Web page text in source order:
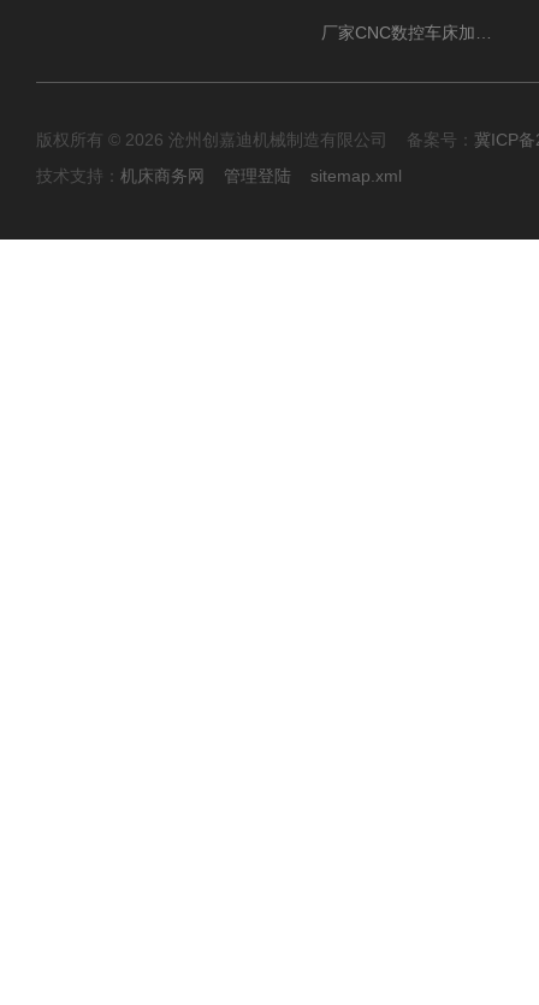
版权所有 © 2026 沧州创嘉迪机械制造有限公司 备案号： 冀ICP
技术支持： 机床商务网 管理登陆 sitemap.xml